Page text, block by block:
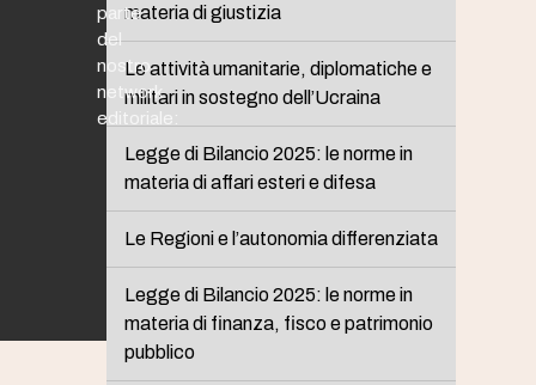
materia di giustizia
Le attività umanitarie, diplomatiche e
militari in sostegno dell’Ucraina
Legge di Bilancio 2025: le norme in
materia di affari esteri e difesa
Le Regioni e l’autonomia differenziata
Legge di Bilancio 2025: le norme in
materia di finanza, fisco e patrimonio
pubblico
parte
del
nostro
network
editoriale: